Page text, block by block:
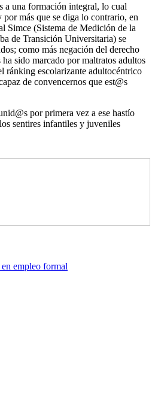
a una formación integral, lo cual
más que se diga lo contrario, en
Simce (Sistema de Medición de la
de Transición Universitaria) se
como más negación del derecho
sido marcado por maltratos adultos
ránking escolarizante adultocéntrico
de convencernos que est@s
por primera vez a ese hastío
sentires infantiles y juveniles
empleo formal